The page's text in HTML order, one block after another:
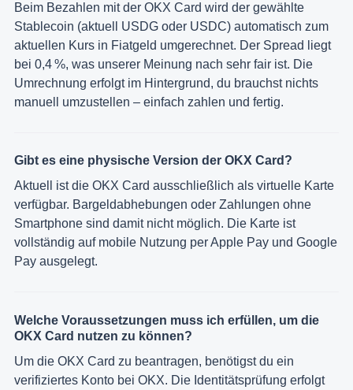
Beim Bezahlen mit der OKX Card wird der gewählte
Stablecoin (aktuell USDG oder USDC) automatisch zum
aktuellen Kurs in Fiatgeld umgerechnet. Der Spread liegt
bei 0,4 %, was unserer Meinung nach sehr fair ist. Die
Umrechnung erfolgt im Hintergrund, du brauchst nichts
manuell umzustellen – einfach zahlen und fertig.
Gibt es eine physische Version der OKX Card?
Aktuell ist die OKX Card ausschließlich als virtuelle Karte
verfügbar. Bargeldabhebungen oder Zahlungen ohne
Smartphone sind damit nicht möglich. Die Karte ist
vollständig auf mobile Nutzung per Apple Pay und Google
Pay ausgelegt.
Welche Voraussetzungen muss ich erfüllen, um die
OKX Card nutzen zu können?
Um die OKX Card zu beantragen, benötigst du ein
verifiziertes Konto bei OKX. Die Identitätsprüfung erfolgt